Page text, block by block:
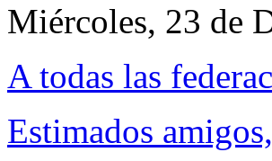
Miércoles, 23 de
A todas las
Estimados amigos,